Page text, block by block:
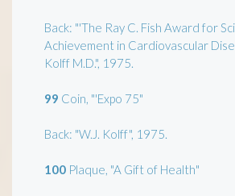
Back: "'The Ray C. Fish Award for
Achievement in Cardiovascular
Kolff M.D.", 1975.
99 Coin, "'Expo 75"
Back: "W.J. Kolff", 1975.
100 Plaque, "A Gift of Health"